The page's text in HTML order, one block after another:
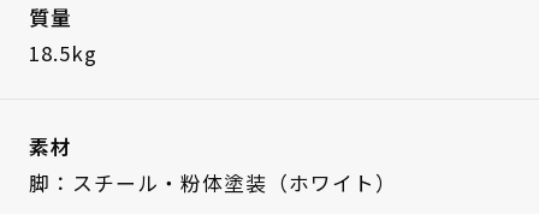
質量
18.5kg
素材
脚：スチール・粉体塗装（ホワイト）